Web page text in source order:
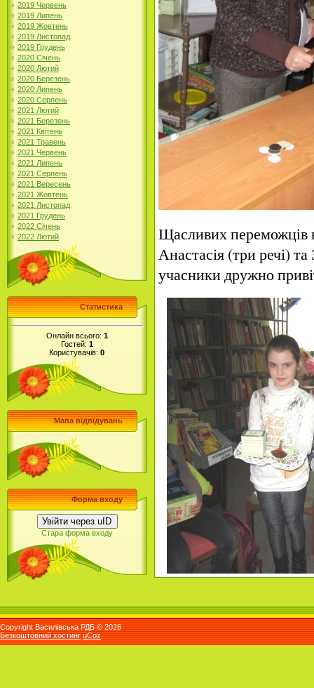
2019 Червень
2019 Липень
2019 Жовтень
2019 Листопад
2019 Грудень
2020 Січень
2020 Лютий
2020 Березень
2020 Липень
2020 Серпень
2021 Лютий
2021 Березень
2021 Квітень
2021 Травень
2021 Червень
2021 Липень
2021 Серпень
2021 Вересень
2021 Жовтень
2021 Листопад
2021 Грудень
2022 Січень
2022 Лютий
Статистика
Онлайн всього: 1
Гостей: 1
Користувачів:0
Мапа відвідувань
Форма входу
Увійти через uID
Стара форма входу
Щасливих переможців
Анастасія (три речі)
учасники дружно
Copyright Василівська РДБ © 2026
Безкоштовний хостинг uCoz